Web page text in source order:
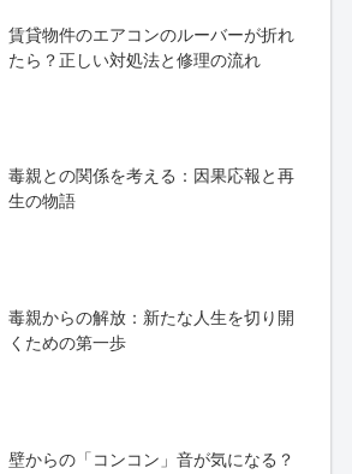
賃貸物件のエアコンのルーバーが折れ
たら？正しい対処法と修理の流れ
毒親との関係を考える：因果応報と再
生の物語
毒親からの解放：新たな人生を切り開
くための第一歩
壁からの「コンコン」音が気になる？